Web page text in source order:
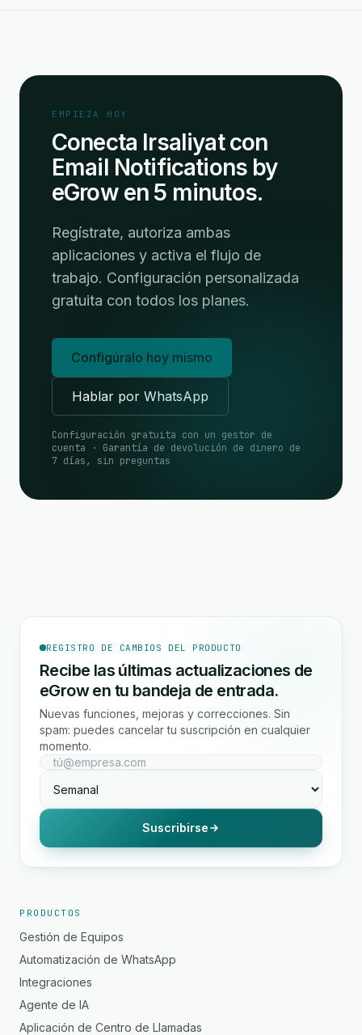
EMPIEZA HOY
Conecta Irsaliyat con
Email Notifications by
eGrow en 5 minutos.
Regístrate, autoriza ambas
aplicaciones y activa el flujo de
trabajo. Configuración personalizada
gratuita con todos los planes.
Configúralo hoy mismo
Hablar por WhatsApp
Configuración gratuita con un gestor de
cuenta · Garantía de devolución de dinero de
7 días, sin preguntas
REGISTRO DE CAMBIOS DEL PRODUCTO
Recibe las últimas actualizaciones de
eGrow en tu bandeja de entrada.
Nuevas funciones, mejoras y correcciones. Sin
spam: puedes cancelar tu suscripción en cualquier
momento.
Suscribirse
PRODUCTOS
Gestión de Equipos
Automatización de WhatsApp
Integraciones
Agente de IA
Aplicación de Centro de Llamadas